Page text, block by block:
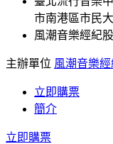
市南港區市民
風潮音樂經紀
主辦單位 風潮音樂
立即購票
簡介
立即購票